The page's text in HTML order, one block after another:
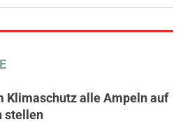
Klimaschutz alle Ampeln auf
stellen